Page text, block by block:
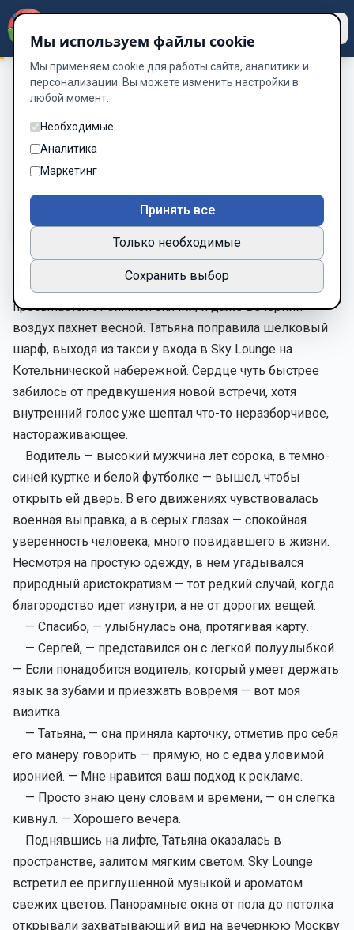
Место встречи: кафе «Одиночество»
любовь
Игра в неземную любовь
Глава 10 из 12
A-
Март в столице всегда особенный — город словно
просыпается от зимней спячки, и даже вечерний
воздух пахнет весной. Татьяна поправила шелковый
шарф, выходя из такси у входа в Sky Lounge на
Котельнической набережной. Сердце чуть быстрее
забилось от предвкушения новой встречи, хотя
внутренний голос уже шептал что-то неразборчивое,
настораживающее.
Водитель — высокий мужчина лет сорока, в темно-
синей куртке и белой футболке — вышел, чтобы
открыть ей дверь. В его движениях чувствовалась
военная выправка, а в серых глазах — спокойная
уверенность человека, много повидавшего в жизни.
Несмотря на простую одежду, в нем угадывался
природный аристократизм — тот редкий случай, когда
благородство идет изнутри, а не от дорогих вещей.
— Спасибо, — улыбнулась она, протягивая карту.
— Сергей, — представился он с легкой полуулыбкой.
— Если понадобится водитель, который умеет держать
язык за зубами и приезжать вовремя — вот моя
визитка.
— Татьяна, — она приняла карточку, отметив про себя
его манеру говорить — прямую, но с едва уловимой
иронией. — Мне нравится ваш подход к рекламе.
— Просто знаю цену словам и времени, — он слегка
кивнул. — Хорошего вечера.
Поднявшись на лифте, Татьяна оказалась в
пространстве, залитом мягким светом. Sky Lounge
встретил ее приглушенной музыкой и ароматом
свежих цветов. Панорамные окна от пола до потолка
открывали захватывающий вид на вечернюю Москву
Мы используем файлы cookie
Мы применяем cookie для работы сайта, аналитики и
персонализации. Вы можете изменить настройки в
любой момент.
Необходимые
Аналитика
Маркетинг
Принять все
Только необходимые
Сохранить выбор